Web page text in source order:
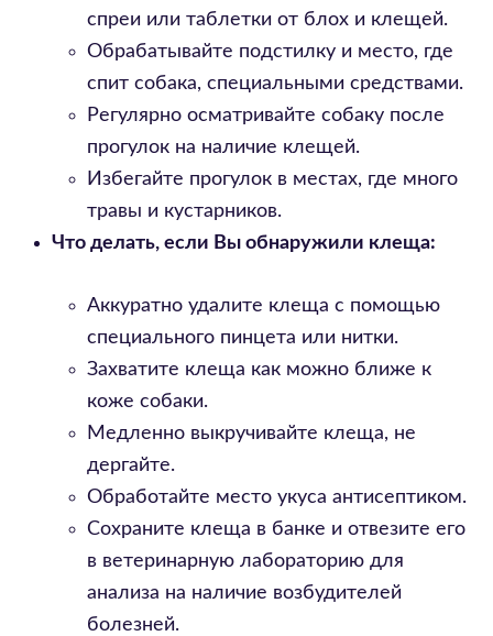
спреи или таблетки от блох и клещей.
Обрабатывайте подстилку и место, где
спит собака, специальными средствами.
Регулярно осматривайте собаку после
прогулок на наличие клещей.
Избегайте прогулок в местах, где много
травы и кустарников.
Что делать, если Вы обнаружили клеща:
Аккуратно удалите клеща с помощью
специального пинцета или нитки.
Захватите клеща как можно ближе к
коже собаки.
Медленно выкручивайте клеща, не
дергайте.
Обработайте место укуса антисептиком.
Сохраните клеща в банке и отвезите его
в ветеринарную лабораторию для
анализа на наличие возбудителей
болезней.